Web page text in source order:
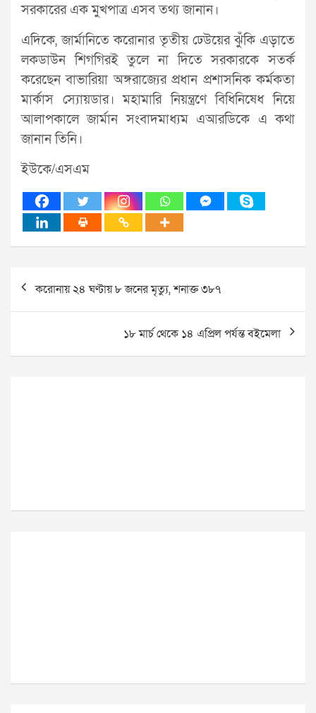
সরকারের এক মুখপাত্র এসব তথ্য জানান।
এদিকে, জার্মানিতে করোনার তৃতীয় ঢেউয়ের ঝুঁকি এড়াতে
লকডাউন শিগগিরই তুলে না দিতে সরকারকে সতর্ক
করেছেন বাভারিয়া অঙ্গরাজ্যের প্রধান প্রশাসনিক কর্মকতা
মার্কাস স্যোয়ডার। মহামারি নিয়ন্ত্রণে বিধিনিষেধ নিয়ে
আলাপকালে জার্মান সংবাদমাধ্যম এআরডিকে এ কথা
জানান তিনি।
ইউকে/এসএম
Post
navigation
করোনায় ২৪ ঘণ্টায় ৮ জনের মৃত্যু, শনাক্ত ৩৮৭
১৮ মার্চ থেকে ১৪ এপ্রিল পর্যন্ত বইমেলা